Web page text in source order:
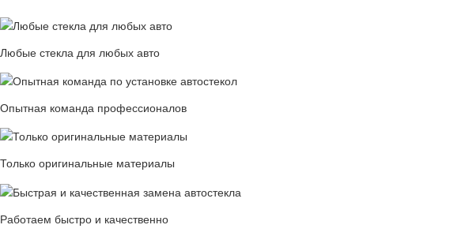
Любые стекла для любых авто
Опытная команда профессионалов
Только оригинальные материалы
Работаем быстро и качественно